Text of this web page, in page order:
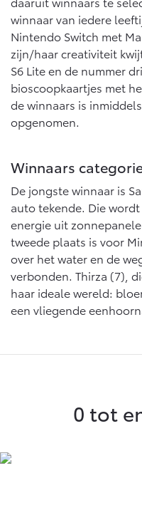
bZ4X
BATTERIJ-ELEKTRISCH
Mirai
WATERSTOF-ELEKTRISCH
Vanaf € 76.695,-
Connected check
Navigatie updates
winnaar van iedere
Nintendo Switch met
zijn/haar creativiteit
S6 Lite en de nummer
bioscoopkaartjes met
de winnaars is
opgenomen.
Winnaars
De jongste winnaar is
auto tekende. Die
energie uit
tweede plaats is voor
over het water en de
verbonden. Thirza (7),
haar ideale wereld:
een vliegende
0 tot